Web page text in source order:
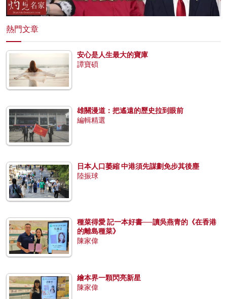
熱門文章
安心是人生最大的寶庫
譚寶碩
雄關漫道：把遙遠的歷史拉到眼前
編輯精選
日本人口萎縮 中港須先謀劃免步其後塵
陸振球
種菜得愛 記一本好書──讀吳燕青的《在香港
的離島種菜》
陳家偉
繪本界一顆閃亮新星
陳家偉